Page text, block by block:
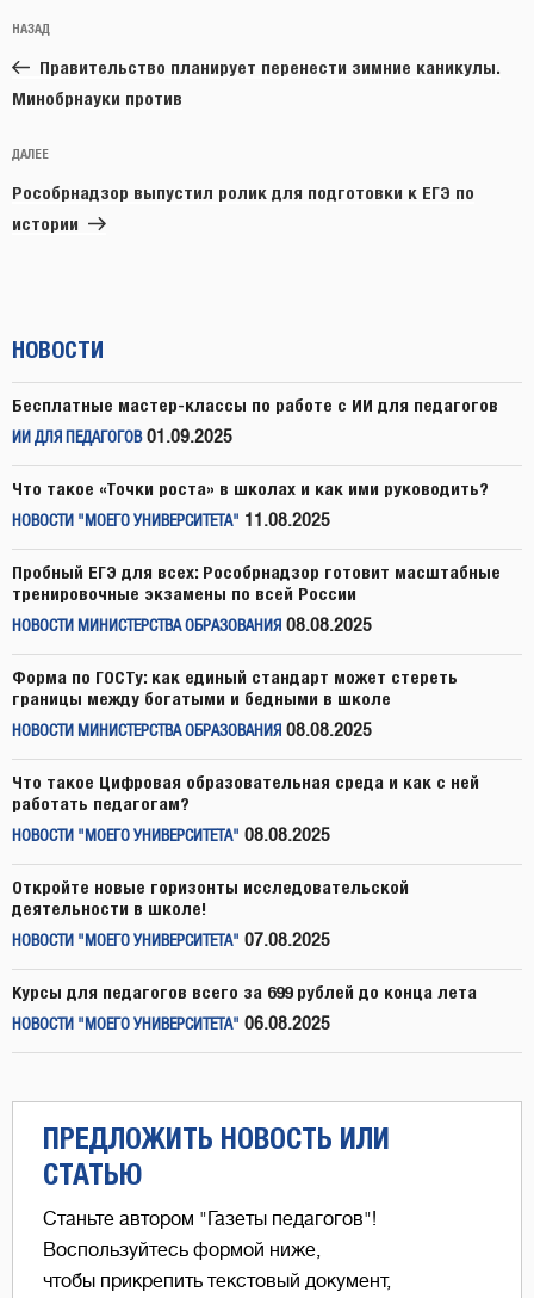
по
записям
Предыдущая
запись:
НАЗАД
Правительство планирует перенести зимние каникулы.
Минобрнауки против
Следующая
запись
ДАЛЕЕ
Рособрнадзор выпустил ролик для подготовки к ЕГЭ по
истории
НОВОСТИ
Бесплатные мастер-классы по работе с ИИ для педагогов
ИИ ДЛЯ ПЕДАГОГОВ 01.09.2025
Что такое «Точки роста» в школах и как ими руководить?
НОВОСТИ "МОЕГО УНИВЕРСИТЕТА" 11.08.2025
Пробный ЕГЭ для всех: Рособрнадзор готовит масштабные
тренировочные экзамены по всей России
НОВОСТИ МИНИСТЕРСТВА ОБРАЗОВАНИЯ 08.08.2025
Форма по ГОСТу: как единый стандарт может стереть
границы между богатыми и бедными в школе
НОВОСТИ МИНИСТЕРСТВА ОБРАЗОВАНИЯ 08.08.2025
Что такое Цифровая образовательная среда и как с ней
работать педагогам?
НОВОСТИ "МОЕГО УНИВЕРСИТЕТА" 08.08.2025
Откройте новые горизонты исследовательской
деятельности в школе!
НОВОСТИ "МОЕГО УНИВЕРСИТЕТА" 07.08.2025
Курсы для педагогов всего за 699 рублей до конца лета
НОВОСТИ "МОЕГО УНИВЕРСИТЕТА" 06.08.2025
ПРЕДЛОЖИТЬ НОВОСТЬ ИЛИ
СТАТЬЮ
Станьте автором "Газеты педагогов"!
Воспользуйтесь формой ниже,
чтобы прикрепить текстовый документ,